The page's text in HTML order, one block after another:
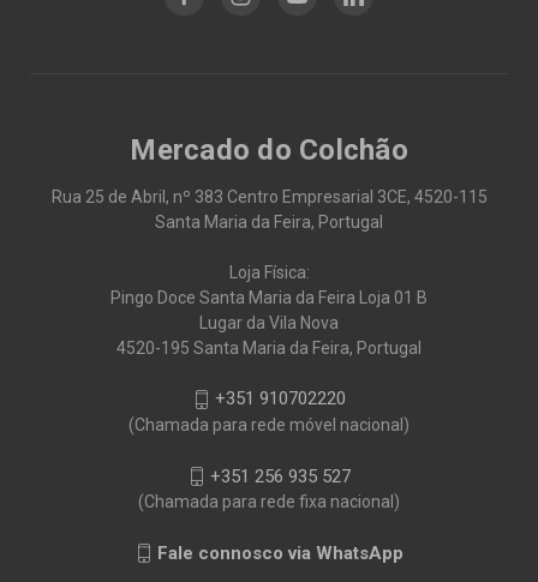
Mercado do Colchão
Rua 25 de Abril, nº 383 Centro Empresarial 3CE, 4520-115
Santa Maria da Feira, Portugal
Loja Física:
Pingo Doce Santa Maria da Feira Loja 01 B
Lugar da Vila Nova
4520-195 Santa Maria da Feira, Portugal
+351 910702220
(Chamada para rede móvel nacional)
+351 256 935 527
(Chamada para rede fixa nacional)
Fale connosco via WhatsApp